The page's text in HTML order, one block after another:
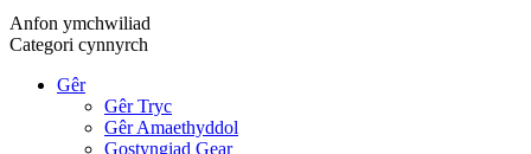
Anfon ymchwiliad
Categori cynnyrch
Gêr
Gêr Tryc
Gêr Amaethyddol
Gostyngiad Gear